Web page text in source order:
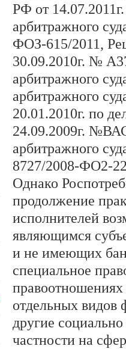
РФ от
арбитражного
ФОЗ-615/2011,
30.09.2010г. №
арбитражного
арбитражного
20.01.2010г. по
24.09.2009г.
арбитражного
8727/2008-ФО2-
Однако
продолжение
исполнителей
являющимся
и не имеющих
специальное
отдельных видов
другие
частности на